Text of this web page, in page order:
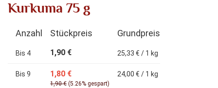
Kurkuma 75 g
Anzahl Stückpreis Grundpreis
Bis 4 1,90 € 25,33 € / 1 kg
Bis 9 1,80 €
1,90 € (5.26% gespart)
24,00 € / 1 kg